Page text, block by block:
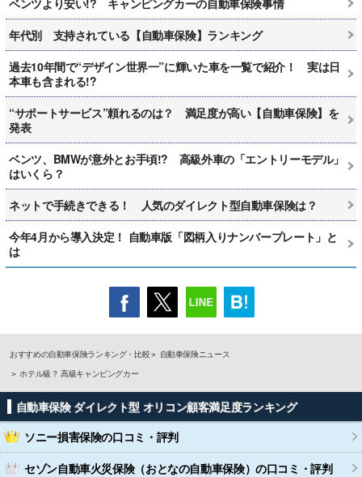
年代別 支持されている【自動車保険】ランキング
過去10年間で“デザイン世界一”に輝いた車を一覧で紹介！ 実は日
本車も含まれる!?
“サポートサービス”頼れるのは？ 満足度が高い【自動車保険】を
発表
ベンツ、BMWが意外とお手頃!? 高級外車の「エントリーモデル」
はいくら？
ネットで手続きできる！ 人気のダイレクト型自動車保険は？
今年4月から導入決定！ 自動車版「図柄入りナンバープレート」と
は
おすすめの自動車保険ランキング・比較
自動車保険ニュース
ホテル級？ 高級キャンピングカー
自動車保険 ダイレクト型 オリコン顧客満足度ランキング
ソニー損害保険の口コミ・評判
セゾン自動車火災保険（おとなの自動車保険）の口コミ・評判